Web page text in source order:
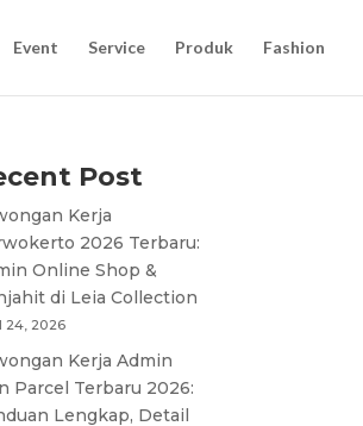
Event Service Produk Fashion
Post
Kerja
2026 Terbaru:
Online Shop &
di Leia Collection
24, 2026
Kerja Admin
Parcel Terbaru 2026:
Lengkap, Detail